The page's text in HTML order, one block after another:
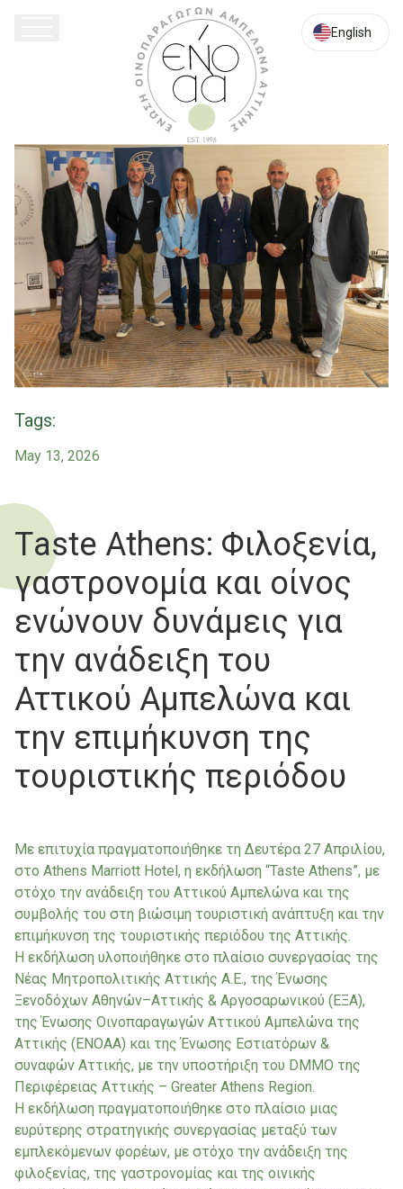
English
May 13, 2026
Τaste Athens: Φιλοξενία,
γαστρονομία και οίνος
ενώνουν δυνάμεις για
την ανάδειξη του
Αττικού Αμπελώνα και
την επιμήκυνση της
τουριστικής περιόδου
Με επιτυχία πραγματοποιήθηκε τη Δευτέρα 27 Απριλίου,
στο Athens Marriott Hotel, η εκδήλωση “Taste Athens”, με
στόχο την ανάδειξη του Αττικού Αμπελώνα και της
συμβολής του στη βιώσιμη τουριστική ανάπτυξη και την
επιμήκυνση της τουριστικής περιόδου της Αττικής.
Η εκδήλωση υλοποιήθηκε στο πλαίσιο συνεργασίας της
Νέας Μητροπολιτικής Αττικής Α.Ε., της Ένωσης
Ξενοδόχων Αθηνών–Αττικής & Αργοσαρωνικού (ΕΞΑ),
της Ένωσης Οινοπαραγωγών Αττικού Αμπελώνα της
Αττικής (ΕΝΟΑΑ) και της Ένωσης Εστιατόρων &
συναφών Αττικής, με την υποστήριξη του DMMO της
Περιφέρειας Αττικής – Greater Athens Region.
Η εκδήλωση πραγματοποιήθηκε στο πλαίσιο μιας
ευρύτερης στρατηγικής συνεργασίας μεταξύ των
εμπλεκόμενων φορέων, με στόχο την ανάδειξη της
φιλοξενίας, της γαστρονομίας και της οινικής
Tags: